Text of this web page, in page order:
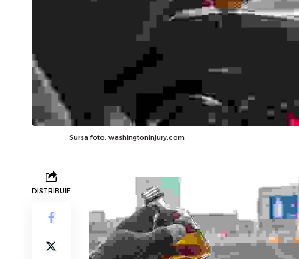
Sursa foto: washingtoninjury.com
DISTRIBUIE